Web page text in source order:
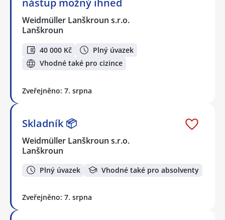
nástup možný ihned
Weidmüller Lanškroun s.r.o.
Lanškroun
40 000 Kč
Plný úvazek
Vhodné také pro cizince
Zveřejněno: 7. srpna
Skladník 📦
Weidmüller Lanškroun s.r.o.
Lanškroun
Plný úvazek Vhodné také pro absolventy
Zveřejněno: 7. srpna